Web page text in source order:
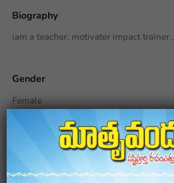
Biography
iam a teacher, motivater impact trainer ,
Gender
Female
City/Region
Hanumakonda